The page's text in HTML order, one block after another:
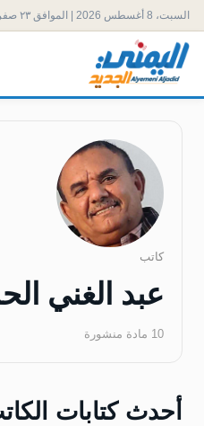
السبت، 8 أغسطس 2026 | الموافق ٢٣ صفر ١٤٤٨ هـ
كاتب
عبد الغني
10 مادة منشورة
أحدث كتابات